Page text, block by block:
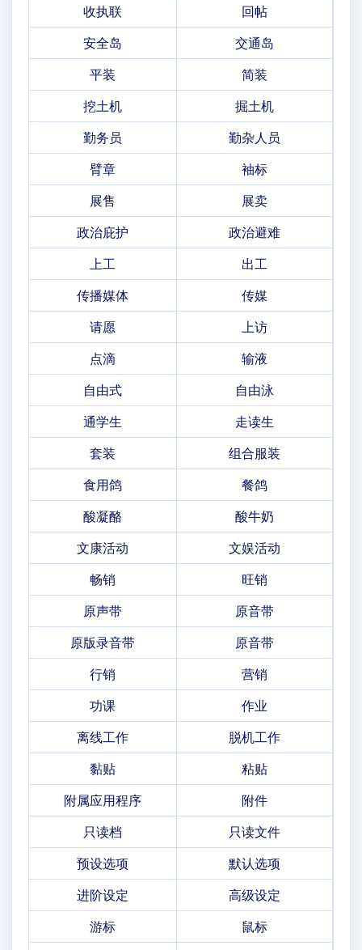
收执联
回帖
安全岛
交通岛
平装
简装
挖土机
掘土机
勤务员
勤杂人员
臂章
袖标
展售
展卖
政治庇护
政治避难
上工
出工
传播媒体
传媒
请愿
上访
点滴
输液
自由式
自由泳
通学生
走读生
套装
组合服装
食用鸽
餐鸽
酸凝酪
酸牛奶
文康活动
文娱活动
畅销
旺销
原声带
原音带
原版录音带
原音带
行销
营销
功课
作业
离线工作
脱机工作
黏贴
粘贴
附属应用程序
附件
只读档
只读文件
预设选项
默认选项
进阶设定
高级设定
游标
鼠标